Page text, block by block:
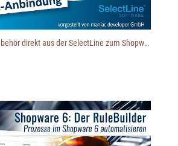
CrossSelling und Zubehör direkt aus der SelectLine zum Shopware hochladen